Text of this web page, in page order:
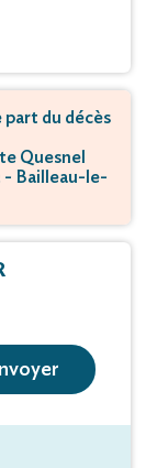
part du décès
Quesnel
- Bailleau-le-